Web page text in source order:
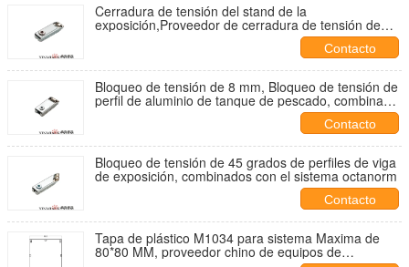
Cerradura de tensión del stand de la
exposición,Proveedor de cerradura de tensión de
aleación de zinc en China Compare el sistema
Contacto
Bloqueo de tensión de 8 mm, Bloqueo de tensión de
perfil de aluminio de tanque de pescado, combinado
Contacto
Bloqueo de tensión de 45 grados de perfiles de viga
de exposición, combinados con el sistema octanorm
Contacto
Tapa de plástico M1034 para sistema Maxima de
80*80 MM, proveedor chino de equipos de